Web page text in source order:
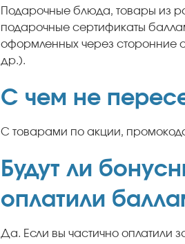
Подарочные блюда, товары из
подарочные сертификаты
оформленных через сторонние
др.).
С чем не
С товарами по акции,
Будут ли
оплатили
Да. Если вы частично оплатили